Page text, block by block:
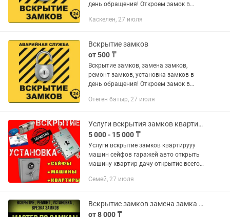
день обращения! Откроем замок в
офисе! Сохраним целостность двери и
Каскелен, 27 июля
Вскрытие замков
от 500 ₸
Вскрытие замков, замена замков,
ремонт замков, установка замков в
день обращения! Откроем замок в
офисе! Сохраним целостность двери и
Отеген батыр, 27 июля
Услуги вскрытия замков квартир машин авто сейфов медвежатник откроет дверь
5 000 - 15 000 ₸
Услуги вскрытие замков квартирууу
машин сейфов гаражей авто открыть
машину квартир дачу открытие всего
Семей, 27 июля
Вскрытие замков замена замка взлом сейфа вскрытие авто медвежатник
от 8 000 ₸